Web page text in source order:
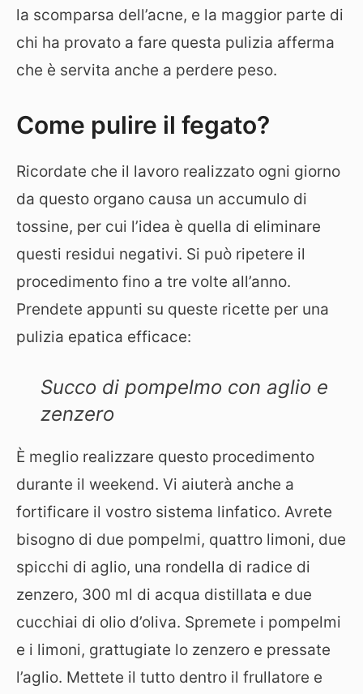
la scomparsa dell’acne, e la maggior parte di
chi ha provato a fare questa pulizia afferma
che è servita anche a perdere peso.
Come pulire il fegato?
Ricordate che il lavoro realizzato ogni giorno
da questo organo causa un accumulo di
tossine, per cui l’idea è quella di eliminare
questi residui negativi. Si può ripetere il
procedimento fino a tre volte all’anno.
Prendete appunti su queste ricette per una
pulizia epatica efficace:
Succo di pompelmo con aglio e
zenzero
È meglio realizzare questo procedimento
durante il weekend. Vi aiuterà anche a
fortificare il vostro sistema linfatico. Avrete
bisogno di due pompelmi, quattro limoni, due
spicchi di aglio, una rondella di radice di
zenzero, 300 ml di acqua distillata e due
cucchiai di olio d’oliva. Spremete i pompelmi
e i limoni, grattugiate lo zenzero e pressate
l’aglio. Mettete il tutto dentro il frullatore e